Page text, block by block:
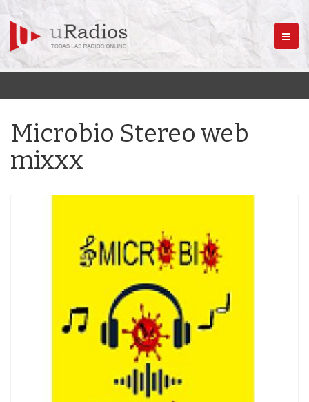
Menú
Microbio Stereo web
mixxx